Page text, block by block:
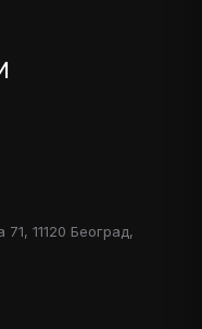
11120 Београд,